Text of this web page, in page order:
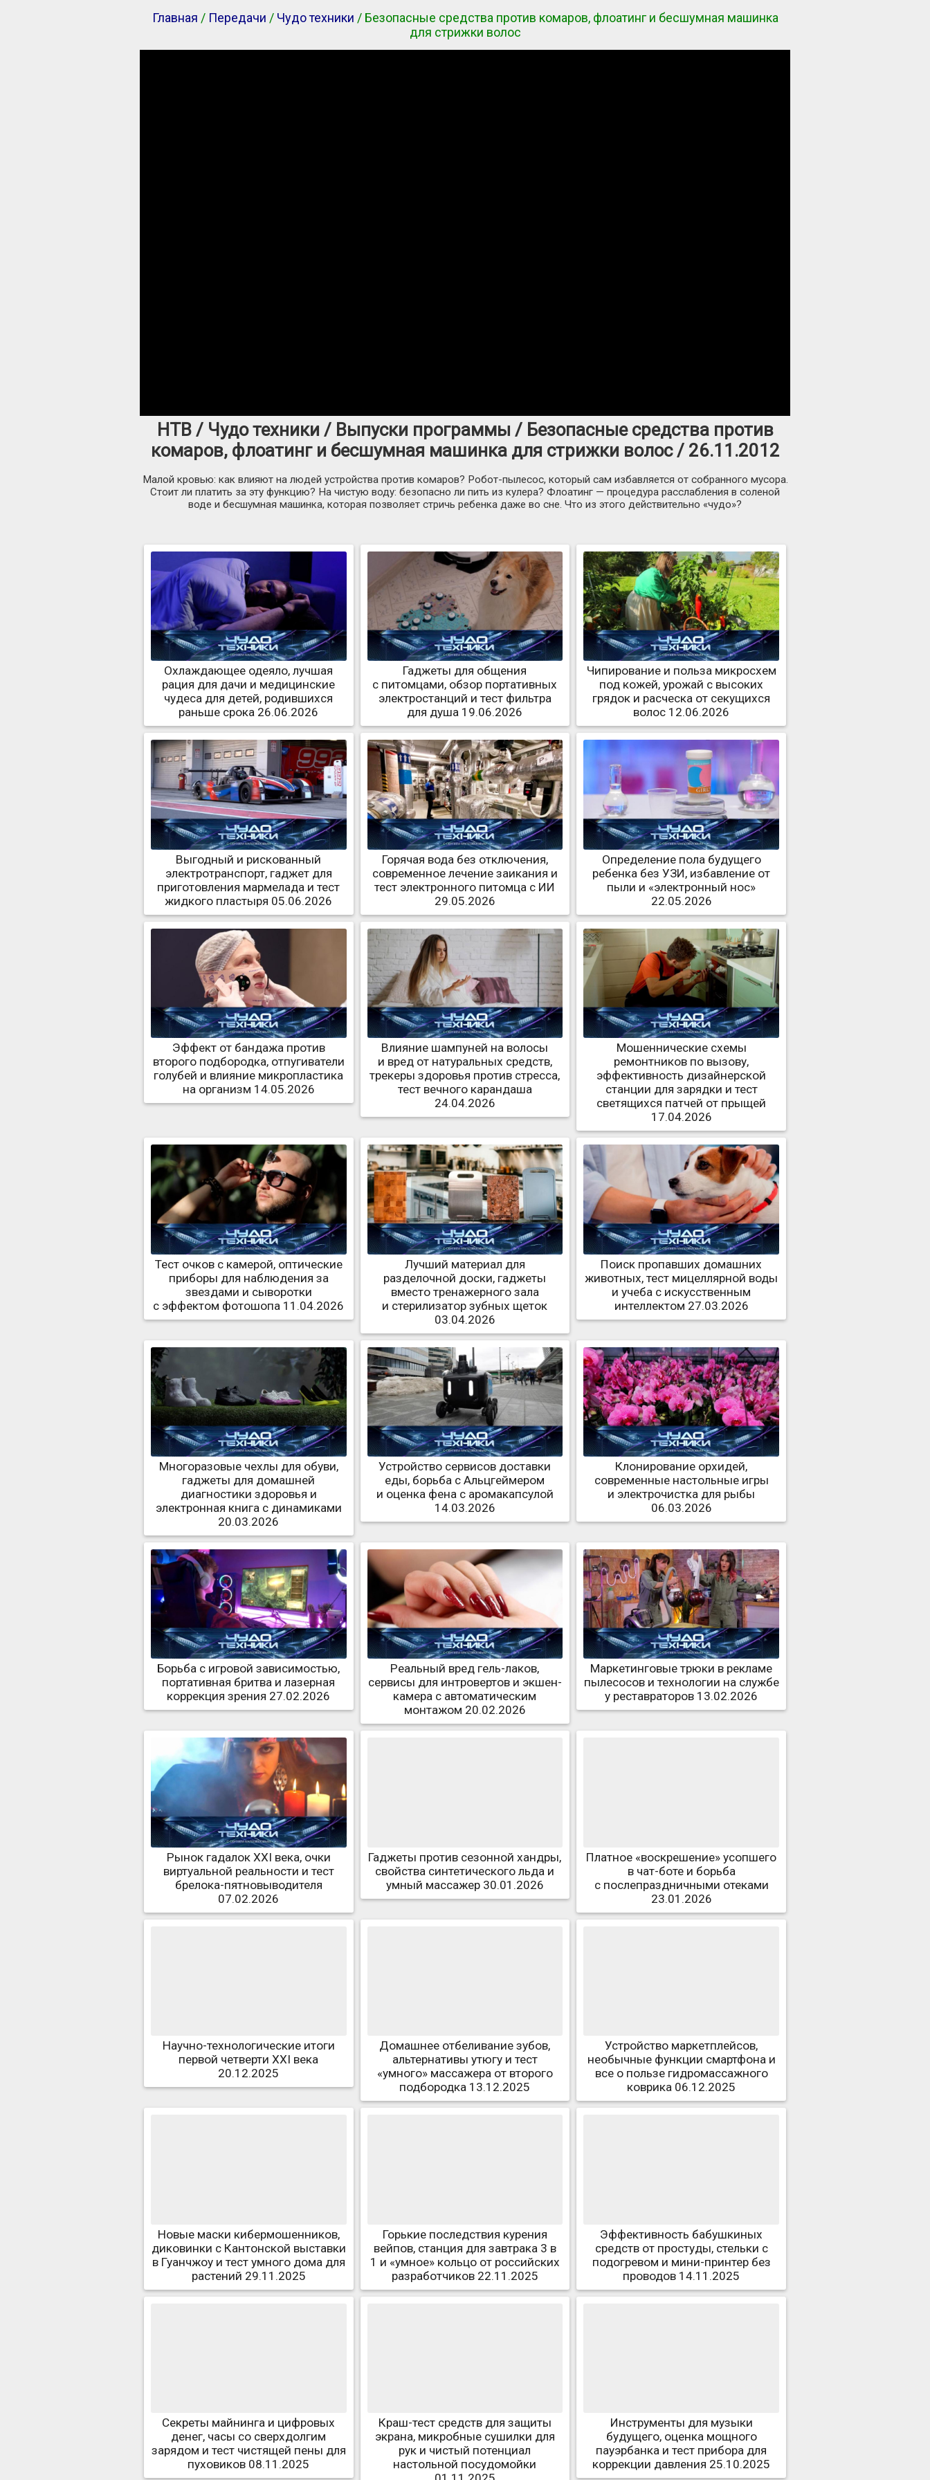
Главная / Передачи / Чудо техники / Безопасные средства против комаров, флоатинг и бесшумная машинка
для стрижки волос
НТВ / Чудо техники / Выпуски программы / Безопасные средства против
комаров, флоатинг и бесшумная машинка для стрижки волос / 26.11.2012
Малой кровью: как влияют на людей устройства против комаров? Робот-пылесос, который сам избавляется от собранного мусора.
Стоит ли платить за эту функцию? На чистую воду: безопасно ли пить из кулера? Флоатинг — процедура расслабления в соленой
воде и бесшумная машинка, которая позволяет стричь ребенка даже во сне. Что из этого действительно «чудо»?
Охлаждающее одеяло, лучшая
рация для дачи и медицинские
чудеса для детей, родившихся
раньше срока 26.06.2026
Гаджеты для общения
с питомцами, обзор портативных
электростанций и тест фильтра
для душа 19.06.2026
Чипирование и польза микросхем
под кожей, урожай с высоких
грядок и расческа от секущихся
волос 12.06.2026
Выгодный и рискованный
электротранспорт, гаджет для
приготовления мармелада и тест
жидкого пластыря 05.06.2026
Горячая вода без отключения,
современное лечение заикания и
тест электронного питомца с ИИ
29.05.2026
Определение пола будущего
ребенка без УЗИ, избавление от
пыли и «электронный нос»
22.05.2026
Эффект от бандажа против
второго подбородка, отпугиватели
голубей и влияние микропластика
на организм 14.05.2026
Влияние шампуней на волосы
и вред от натуральных средств,
трекеры здоровья против стресса,
тест вечного карандаша
24.04.2026
Мошеннические схемы
ремонтников по вызову,
эффективность дизайнерской
станции для зарядки и тест
светящихся патчей от прыщей
17.04.2026
Тест очков с камерой, оптические
приборы для наблюдения за
звездами и сыворотки
с эффектом фотошопа 11.04.2026
Лучший материал для
разделочной доски, гаджеты
вместо тренажерного зала
и стерилизатор зубных щеток
03.04.2026
Поиск пропавших домашних
животных, тест мицеллярной воды
и учеба с искусственным
интеллектом 27.03.2026
Многоразовые чехлы для обуви,
гаджеты для домашней
диагностики здоровья и
электронная книга с динамиками
20.03.2026
Устройство сервисов доставки
еды, борьба с Альцгеймером
и оценка фена с аромакапсулой
14.03.2026
Клонирование орхидей,
современные настольные игры
и электрочистка для рыбы
06.03.2026
Борьба с игровой зависимостью,
портативная бритва и лазерная
коррекция зрения 27.02.2026
Реальный вред гель-лаков,
сервисы для интровертов и экшен-
камера с автоматическим
монтажом 20.02.2026
Маркетинговые трюки в рекламе
пылесосов и технологии на службе
у реставраторов 13.02.2026
Рынок гадалок XXI века, очки
виртуальной реальности и тест
брелока-пятновыводителя
07.02.2026
Гаджеты против сезонной хандры,
свойства синтетического льда и
умный массажер 30.01.2026
Платное «воскрешение» усопшего
в чат-боте и борьба
с послепраздничными отеками
23.01.2026
Научно-технологические итоги
первой четверти XXI века
20.12.2025
Домашнее отбеливание зубов,
альтернативы утюгу и тест
«умного» массажера от второго
подбородка 13.12.2025
Устройство маркетплейсов,
необычные функции смартфона и
все о пользе гидромассажного
коврика 06.12.2025
Новые маски кибермошенников,
диковинки с Кантонской выставки
в Гуанчжоу и тест умного дома для
растений 29.11.2025
Горькие последствия курения
вейпов, станция для завтрака 3 в
1 и «умное» кольцо от российских
разработчиков 22.11.2025
Эффективность бабушкиных
средств от простуды, стельки с
подогревом и мини-принтер без
проводов 14.11.2025
Секреты майнинга и цифровых
денег, часы со сверхдолгим
зарядом и тест чистящей пены для
пуховиков 08.11.2025
Краш-тест средств для защиты
экрана, микробные сушилки для
рук и чистый потенциал
настольной посудомойки
Инструменты для музыки
будущего, оценка мощного
пауэрбанка и тест прибора для
коррекции давления 25.10.2025